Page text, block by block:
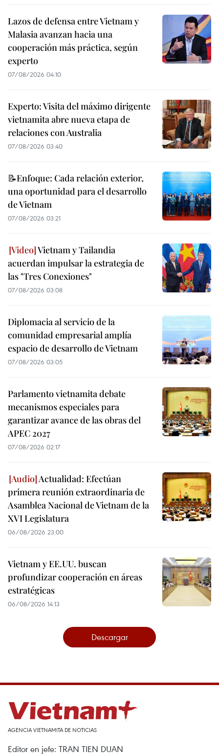
Lazos de defensa entre Vietnam y
Malasia avanzan hacia una
cooperación más práctica, según
experto
07/08/2026 04:10
Experto: Visita del máximo dirigente
vietnamita abre nueva etapa de
relaciones con Australia
07/08/2026 03:40
📝Enfoque: Cada relación exterior,
una oportunidad para el desarrollo
de Vietnam
07/08/2026 03:21
Vietnam y Tailandia
acuerdan impulsar la estrategia de
las "Tres Conexiones"
07/08/2026 03:08
Diplomacia al servicio de la
comunidad empresarial amplía
espacio de desarrollo de Vietnam
07/08/2026 03:05
Parlamento vietnamita debate
mecanismos especiales para
garantizar avance de las obras del
APEC 2027
07/08/2026 02:17
Actualidad: Efectúan
primera reunión extraordinaria de
Asamblea Nacional de Vietnam de la
XVI Legislatura
06/08/2026 23:00
Vietnam y EE.UU. buscan
profundizar cooperación en áreas
estratégicas
06/08/2026 14:13
Descargar
AGENCIA VIETNAMITA DE NOTICIAS
Editor en jefe: TRAN TIEN DUAN